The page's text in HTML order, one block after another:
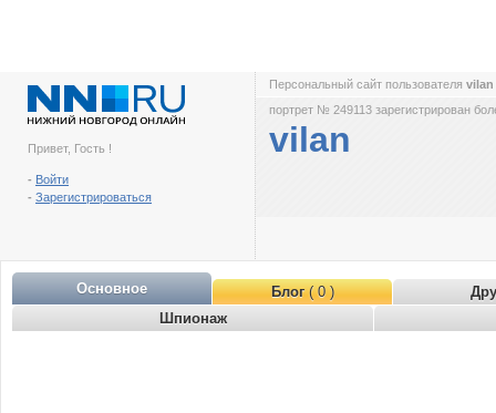
Привет, Гость !
- Войти
- Зарегистрироваться
Персональный сайт пользователя vilan
портрет № 249113 зарегистрирован
vilan
Основное Блог( 0 )
Шпионаж